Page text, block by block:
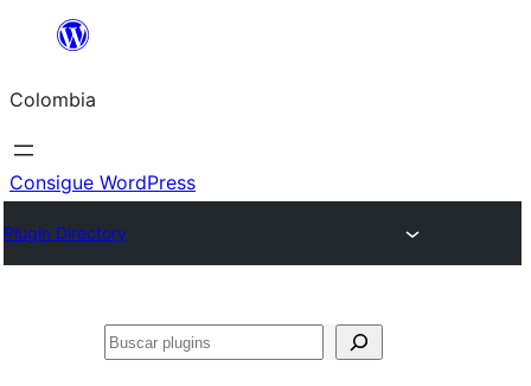
Saltar
contenido
Colombia
Consigue WordPress
Plugin Directory
Buscar